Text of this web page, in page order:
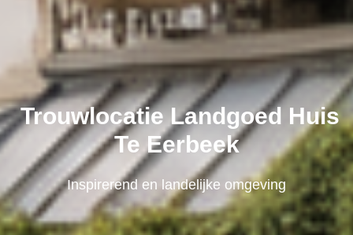
Trouwlocatie Landgoed Huis
Te Eerbeek
Inspirerend en landelijke omgeving